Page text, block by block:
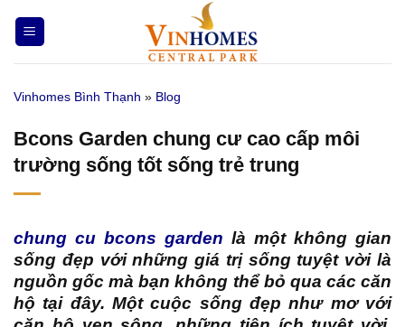
qua
nội
Vinhomes Bình Thạnh » Blog
Bcons Garden chung cư cao cấp môi
trường sống tốt sống trẻ trung
chung cu bcons garden là một không gian
sống đẹp với những giá trị sống tuyệt vời là
nguồn gốc mà bạn không thể bỏ qua các căn
hộ tại đây. Một cuộc sống đẹp như mơ với